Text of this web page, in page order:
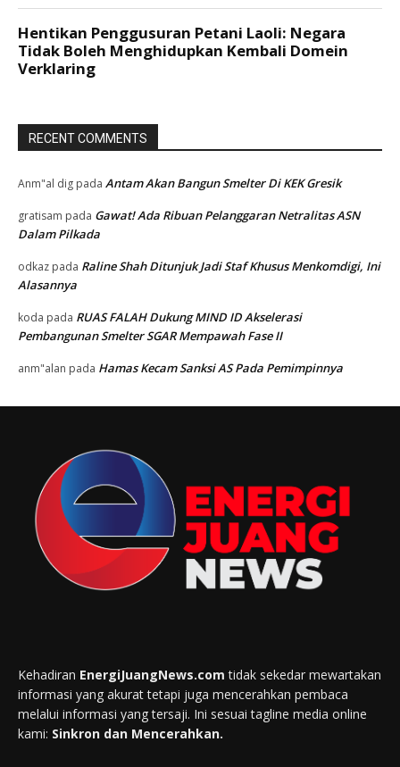
RECENT COMMENTS
Anm"al dig pada Antam Akan Bangun Smelter Di KEK Gresik
gratisam pada Gawat! Ada Ribuan Pelanggaran Netralitas ASN
Dalam Pilkada
odkaz pada Raline Shah Ditunjuk Jadi Staf Khusus Menkomdigi, Ini
Alasannya
koda pada RUAS FALAH Dukung MIND ID Akselerasi
Pembangunan Smelter SGAR Mempawah Fase II
anm"alan pada Hamas Kecam Sanksi AS Pada Pemimpinnya
Kehadiran EnergiJuangNews.com tidak sekedar mewartakan
informasi yang akurat tetapi juga mencerahkan pembaca
melalui informasi yang tersaji. Ini sesuai tagline media online
kami: Sinkron dan Mencerahkan.